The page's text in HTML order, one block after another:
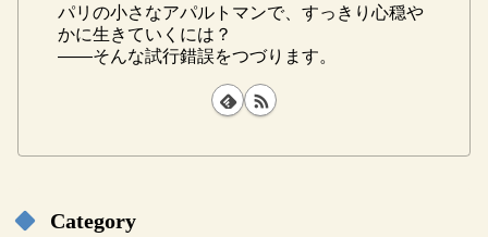
パリの小さなアパルトマンで、すっきり心穏や
かに生きていくには？
――そんな試行錯誤をつづります。
Category